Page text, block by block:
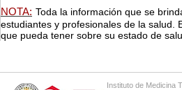
NOTA: Toda la información que se
estudiantes y profesionales de la salud.
que pueda tener sobre su estado de
Instituto de Medicina